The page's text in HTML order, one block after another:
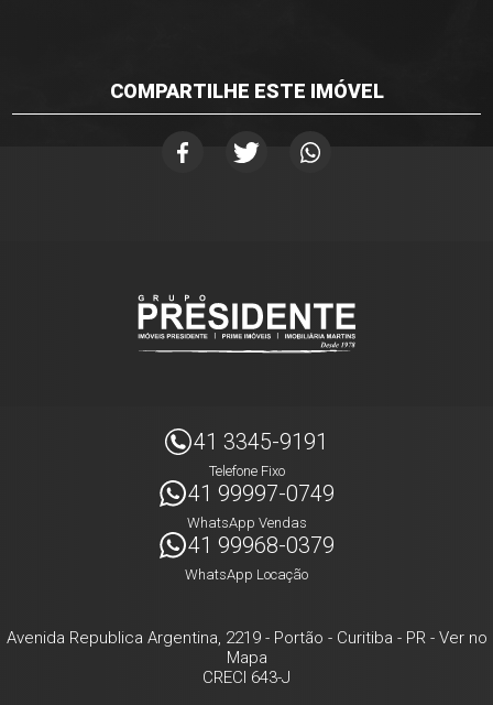
COMPARTILHE ESTE IMÓVEL
41 3345-9191
Telefone Fixo
41 99997-0749
WhatsApp Vendas
41 99968-0379
WhatsApp Locação
Avenida Republica Argentina, 2219- Portão - Curitiba - PR- Ver no
Mapa
CRECI 643-J